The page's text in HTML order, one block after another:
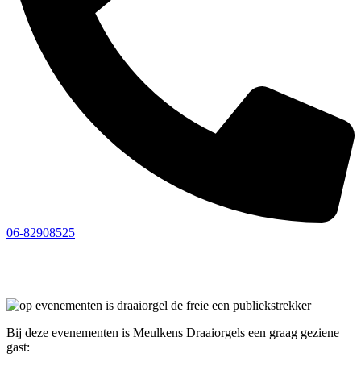
06-82908525
Bij deze evenementen is Meulkens Draaiorgels een graag geziene
gast: